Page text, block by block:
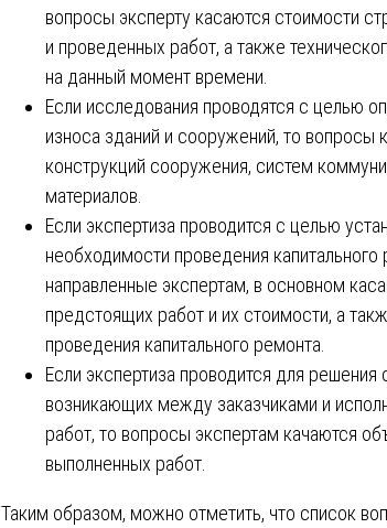
вопросы эксперту касаются стоимости
и проведенных работ, а также
на данный момент времени.
Если исследования проводятся с целью
износа зданий и сооружений, то вопросы
конструкций сооружения, систем
материалов.
Если экспертиза проводится с целью
необходимости проведения
направленные экспертам, в основном
предстоящих работ и их стоимости, а
проведения капитального ремонта.
Если экспертиза проводится для
возникающих между заказчиками и
работ, то вопросы экспертам качаются
выполненных работ.
Таким образом, можно отметить, что список